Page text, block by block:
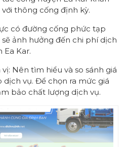
thông cống định kỳ.
có đường cống phức tạp
ảnh hưởng đến chi phí dịch
Kar.
Nên tìm hiểu và so sánh giá
dịch vụ. Để chọn ra mức giá
bảo chất lượng dịch vụ.